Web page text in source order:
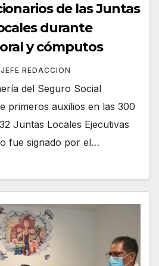
de las Juntas
durante
y cómputos
JEFE REDACCION
del Seguro Social
primeros auxilios en las 300
Juntas Locales Ejecutivas
fue signado por el…